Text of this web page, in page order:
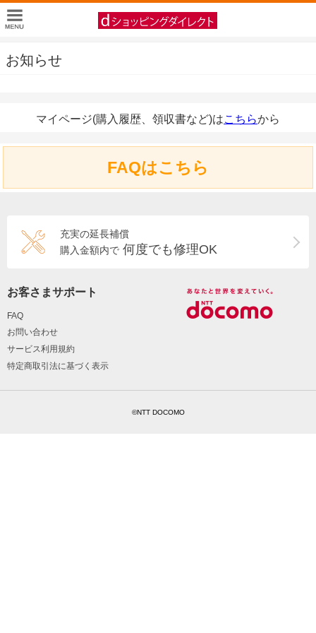
お知らせ
マイページ(購入履歴、領収書など)はこちらから
FAQはこちら
充実の延長補償
購入金額内で 何度でも修理OK
お客さまサポート
FAQ
お問い合わせ
サービス利用規約
特定商取引法に基づく表示
©NTT DOCOMO